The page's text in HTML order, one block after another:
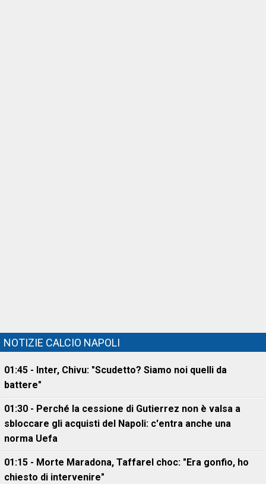
NOTIZIE CALCIO NAPOLI
01:45 - Inter, Chivu: "Scudetto? Siamo noi quelli da
battere"
01:30 - Perché la cessione di Gutierrez non è valsa a
sbloccare gli acquisti del Napoli: c'entra anche una
norma Uefa
01:15 - Morte Maradona, Taffarel choc: "Era gonfio, ho
chiesto di intervenire"